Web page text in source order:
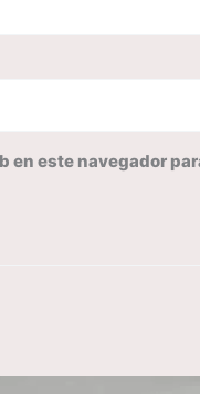
en este navegador